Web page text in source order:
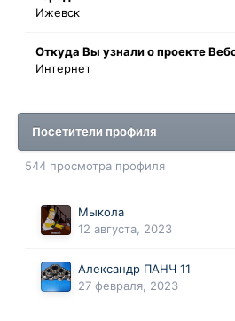
Ижевск
Oткyдa Вы узнaли o проекте
Интернет
Посетители профиля
544 просмотра профиля
Мыкола
12 августа, 2023
Александр ПАНЧ 11
27 февраля, 2023